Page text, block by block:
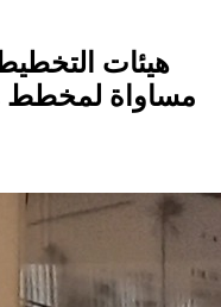
هيئات
مساواة لمخطط